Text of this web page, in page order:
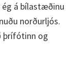
ég á bílastæðinu
norðurljós.
þrífótinn og